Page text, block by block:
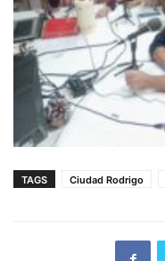
TAGS Ciudad Rodrigo